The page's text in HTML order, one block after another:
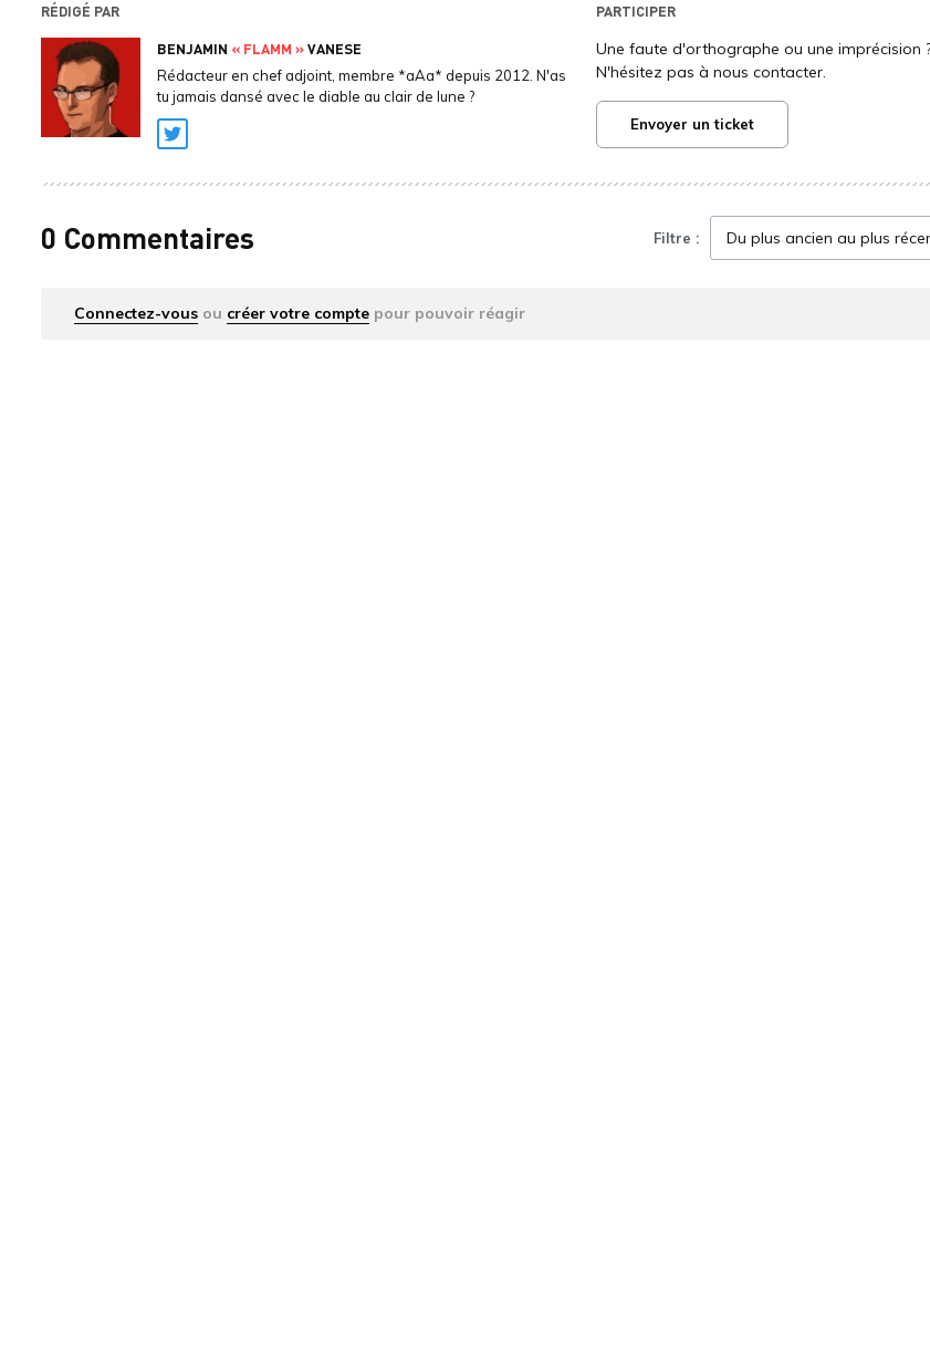
RÉDIGÉ PAR
BENJAMIN « FLAMM »VANESE
Rédacteur en chef adjoint, membre *aAa* depuis 2012. N'as
tu jamais dansé avec le diable au clair de lune ?
Twitter
PARTICIPER
Une faute d'orthographe ou une imprécision
N'hésitez pas à nous contacter.
Envoyer un ticket
0 Commentaires Filtre :
Connectez-vous ou créer votre compte pour pouvoir réagir